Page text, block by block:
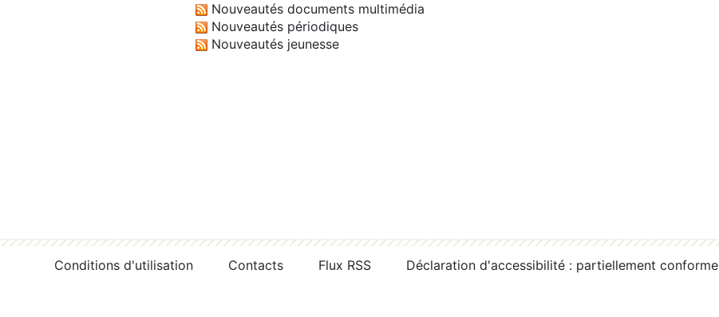
Nouveautés documents multimédia
Nouveautés périodiques
Nouveautés jeunesse
Conditions d'utilisation Contacts Flux RSS Déclaration d'accessibilité : partiellement conforme